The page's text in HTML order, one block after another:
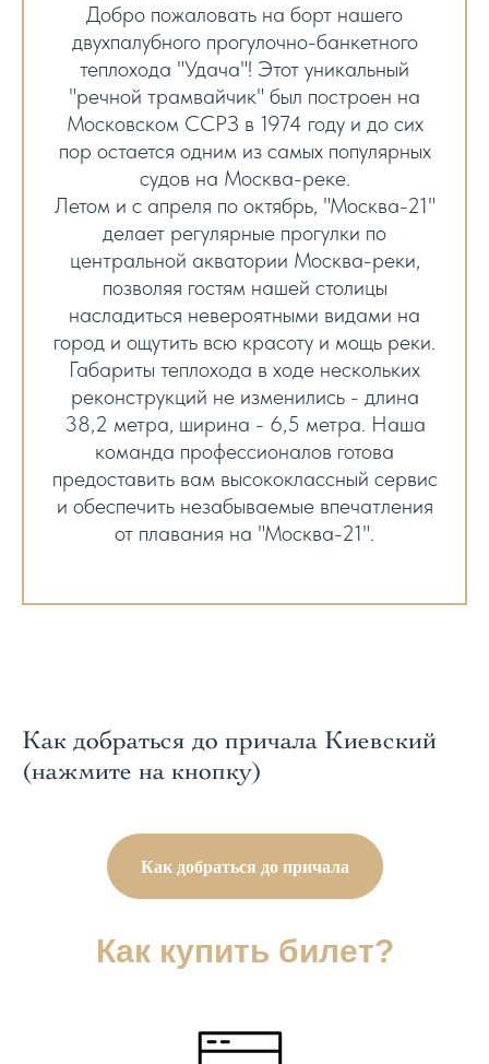
Добро пожаловать на борт нашего
двухпалубного прогулочно-банкетного
теплохода "Удача"! Этот уникальный
"речной трамвайчик" был построен на
Московском ССРЗ в 1974 году и до сих
пор остается одним из самых популярных
судов на Москва-реке.
Летом и с апреля по октябрь, "Москва-21"
делает регулярные прогулки по
центральной акватории Москва-реки,
позволяя гостям нашей столицы
насладиться невероятными видами на
город и ощутить всю красоту и мощь реки.
Габариты теплохода в ходе нескольких
реконструкций не изменились - длина
38,2 метра, ширина - 6,5 метра. Наша
команда профессионалов готова
предоставить вам высококлассный сервис
и обеспечить незабываемые впечатления
от плавания на "Москва-21".
Как добраться до причала Киевский
(нажмите на кнопку)
Как добраться до причала
Как купить билет?